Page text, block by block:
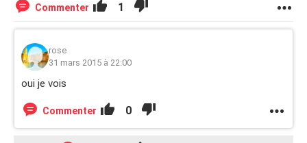
Commenter 1
rose
31 mars 2015 à 22:00
oui je vois
Commenter 0